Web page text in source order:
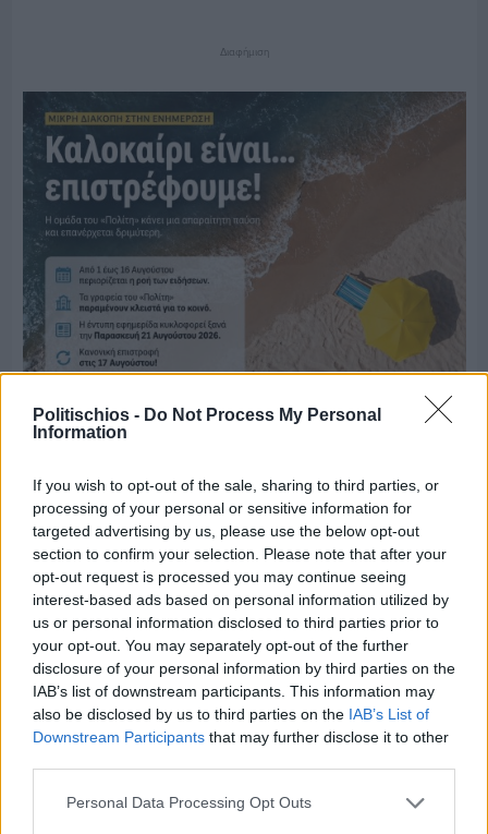
Politischios - Do Not Process My Personal
Information
If you wish to opt-out of the sale, sharing to third parties, or
processing of your personal or sensitive information for
targeted advertising by us, please use the below opt-out
section to confirm your selection. Please note that after your
opt-out request is processed you may continue seeing
interest-based ads based on personal information utilized by
us or personal information disclosed to third parties prior to
your opt-out. You may separately opt-out of the further
disclosure of your personal information by third parties on the
IAB’s list of downstream participants. This information may
also be disclosed by us to third parties on the IAB’s List of
Downstream Participants that may further disclose it to other
Personal Data Processing Opt Outs
Διαφήμιση
Πριν 9 ημέρες
ομάδα του «Πολίτη»